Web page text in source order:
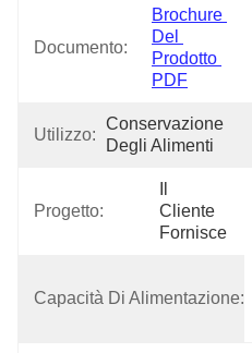
Documento:
Brochure
Del
Prodotto
PDF
Utilizzo:
Conservazione
Degli Alimenti
Progetto:
Cliente
Fornisce
Capacità Di Alimentazione: